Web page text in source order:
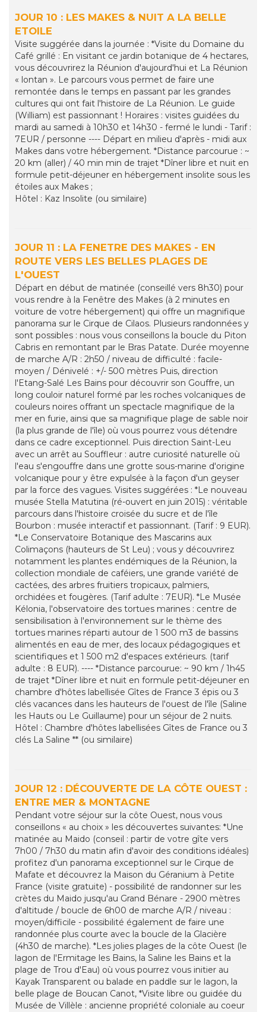
JOUR 10 : LES MAKES & NUIT A LA BELLE
ETOILE
Visite suggérée dans la journée : *Visite du Domaine du
Café grillé : En visitant ce jardin botanique de 4 hectares,
vous découvrirez la Réunion d'aujourd'hui et La Réunion
« lontan ». Le parcours vous permet de faire une
remontée dans le temps en passant par les grandes
cultures qui ont fait l'histoire de La Réunion. Le guide
(William) est passionnant ! Horaires : visites guidées du
mardi au samedi à 10h30 et 14h30 - fermé le lundi - Tarif :
7EUR / personne ---- Départ en milieu d'après - midi aux
Makes dans votre hébergement. *Distance parcourue : ~
20 km (aller) / 40 min min de trajet *Dîner libre et nuit en
formule petit-déjeuner en hébergement insolite sous les
étoiles aux Makes ;
Hôtel : Kaz Insolite (ou similaire)
JOUR 11 : LA FENETRE DES MAKES - EN
ROUTE VERS LES BELLES PLAGES DE
L'OUEST
Départ en début de matinée (conseillé vers 8h30) pour
vous rendre à la Fenêtre des Makes (à 2 minutes en
voiture de votre hébergement) qui offre un magnifique
panorama sur le Cirque de Cilaos. Plusieurs randonnées y
sont possibles : nous vous conseillons la boucle du Piton
Cabris en remontant par le Bras Patate. Durée moyenne
de marche A/R : 2h50 / niveau de difficulté : facile-
moyen / Dénivelé : +/- 500 mètres Puis, direction
l'Etang-Salé Les Bains pour découvrir son Gouffre, un
long couloir naturel formé par les roches volcaniques de
couleurs noires offrant un spectacle magnifique de la
mer en furie, ainsi que sa magnifique plage de sable noir
(la plus grande de l'île) où vous pourrez vous détendre
dans ce cadre exceptionnel. Puis direction Saint-Leu
avec un arrêt au Souffleur : autre curiosité naturelle où
l'eau s'engouffre dans une grotte sous-marine d'origine
volcanique pour y être expulsée à la façon d'un geyser
par la force des vagues. Visites suggérées : *Le nouveau
musée Stella Matutina (ré-ouvert en juin 2015) : véritable
parcours dans l'histoire croisée du sucre et de l'île
Bourbon : musée interactif et passionnant. (Tarif : 9 EUR).
*Le Conservatoire Botanique des Mascarins aux
Colimaçons (hauteurs de St Leu) ; vous y découvrirez
notamment les plantes endémiques de la Réunion, la
collection mondiale de caféiers, une grande variété de
cactées, des arbres fruitiers tropicaux, palmiers,
orchidées et fougères. (Tarif adulte : 7EUR). *Le Musée
Kélonia, l'observatoire des tortues marines : centre de
sensibilisation à l'environnement sur le thème des
tortues marines réparti autour de 1 500 m3 de bassins
alimentés en eau de mer, des locaux pédagogiques et
scientifiques et 1 500 m2 d'espaces extérieurs. (tarif
adulte : 8 EUR). ---- *Distance parcourue: ~ 90 km / 1h45
de trajet *Dîner libre et nuit en formule petit-déjeuner en
chambre d'hôtes labellisée Gîtes de France 3 épis ou 3
clés vacances dans les hauteurs de l'ouest de l'île (Saline
les Hauts ou Le Guillaume) pour un séjour de 2 nuits.
Hôtel : Chambre d'hôtes labellisées Gîtes de France ou 3
clés La Saline ** (ou similaire)
JOUR 12 : DÉCOUVERTE DE LA CÔTE OUEST :
ENTRE MER & MONTAGNE
Pendant votre séjour sur la côte Ouest, nous vous
conseillons « au choix » les découvertes suivantes: *Une
matinée au Maido (conseil : partir de votre gîte vers
7h00 / 7h30 du matin afin d'avoir des conditions idéales)
profitez d'un panorama exceptionnel sur le Cirque de
Mafate et découvrez la Maison du Géranium à Petite
France (visite gratuite) - possibilité de randonner sur les
crètes du Maido jusqu'au Grand Bénare - 2900 mètres
d'altitude / boucle de 6h00 de marche A/R / niveau :
moyen/difficile - possibilité également de faire une
randonnée plus courte avec la boucle de la Glacière
(4h30 de marche). *Les jolies plages de la côte Ouest (le
lagon de l'Ermitage les Bains, la Saline les Bains et la
plage de Trou d'Eau) où vous pourrez vous initier au
Kayak Transparent ou balade en paddle sur le lagon, la
belle plage de Boucan Canot, *Visite libre ou guidée du
Musée de Villèle : ancienne propriété coloniale au coeur